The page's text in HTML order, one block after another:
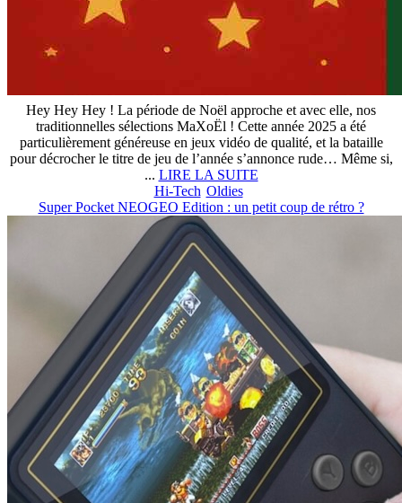
Hey Hey Hey ! La période de Noël approche et avec elle, nos
traditionnelles sélections MaXoËl ! Cette année 2025 a été
particulièrement généreuse en jeux vidéo de qualité, et la bataille
pour décrocher le titre de jeu de l’année s’annonce rude… Même si,
... LIRE LA SUITE
Hi-Tech Oldies
Super Pocket NEOGEO Edition : un petit coup de rétro ?